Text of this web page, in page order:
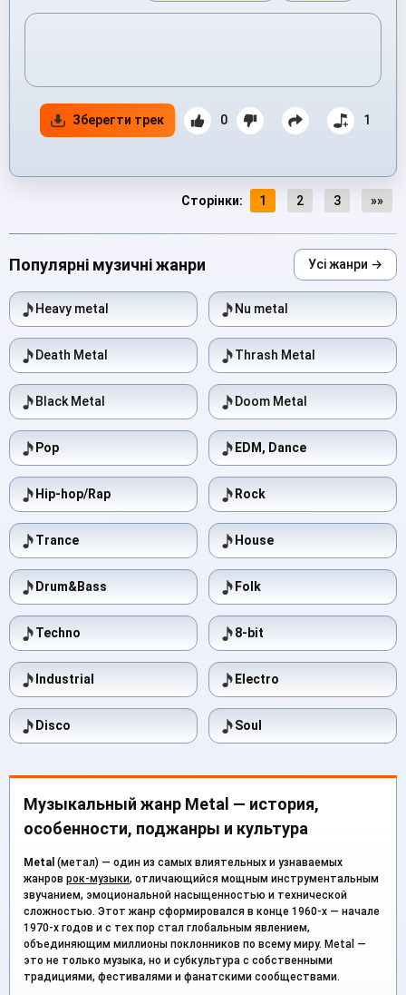
Зберегти трек 0 1
Сторінки: 1 2 3 »»
Популярні музичні жанри Усі жанри →
Heavy metal Nu metal
Death Metal Thrash Metal
Black Metal Doom Metal
Pop EDM, Dance
Hip-hop/Rap Rock
Trance House
Drum&Bass Folk
Techno 8-bit
Industrial Electro
Disco Soul
Музыкальный жанр Metal — история,
особенности, поджанры и культура
Metal (метал) — один из самых влиятельных и узнаваемых
жанров рок-музыки, отличающийся мощным инструментальным
звучанием, эмоциональной насыщенностью и технической
сложностью. Этот жанр сформировался в конце 1960-х — начале
1970-х годов и с тех пор стал глобальным явлением,
объединяющим миллионы поклонников по всему миру. Metal —
это не только музыка, но и субкультура с собственными
традициями, фестивалями и фанатскими сообществами.